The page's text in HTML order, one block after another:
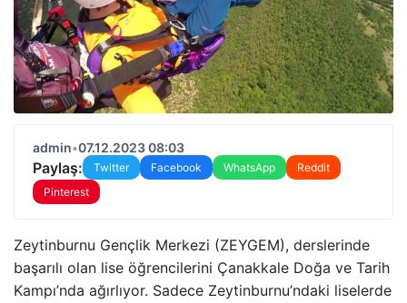
admin•07.12.2023 08:03
Paylaş: Twitter Facebook WhatsApp
Reddit
Pinterest
Zeytinburnu Gençlik Merkezi (ZEYGEM), derslerinde
başarılı olan lise öğrencilerini Çanakkale Doğa ve Tarih
Kampı’nda ağırlıyor. Sadece Zeytinburnu’ndaki liselerde